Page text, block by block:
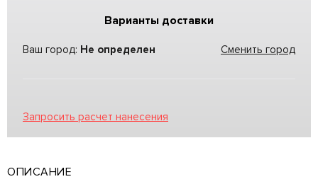
Варианты доставки
Ваш город: Не определен Сменить город
Запросить расчет нанесения
ОПИСАНИЕ